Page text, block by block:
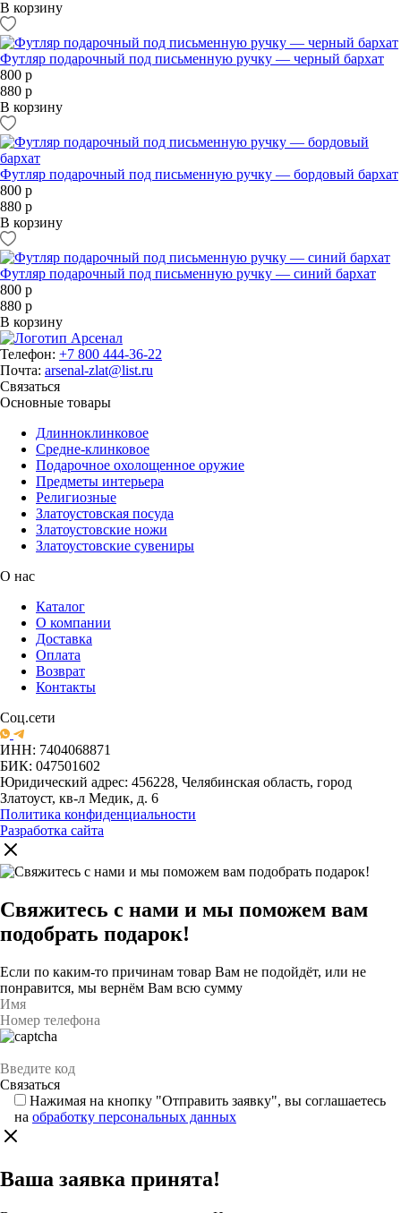
В корзину
Футляр подарочный под письменную ручку — черный бархат
800 р
880 р
В корзину
Футляр подарочный под письменную ручку — бордовый бархат
800 р
880 р
В корзину
Футляр подарочный под письменную ручку — синий бархат
800 р
880 р
В корзину
Телефон: +7 800 444-36-22
Почта: arsenal-zlat@list.ru
Связаться
Основные товары
Длинноклинковое
Средне-клинковое
Подарочное охолощенное оружие
Предметы интерьера
Религиозные
Златоустовская посуда
Златоустовские ножи
Златоустовские сувениры
О нас
Каталог
О компании
Доставка
Оплата
Возврат
Контакты
Соц.сети
ИНН: 7404068871
БИК: 047501602
Юридический адрес: 456228, Челябинская область, город
Златоуст, кв-л Медик, д. 6
Политика конфиденциальности
Разработка сайта
Свяжитесь с нами и мы поможем вам
подобрать подарок!
Если по каким-то причинам товар Вам не подойдёт, или не
понравится, мы вернём Вам всю сумму
Нажимая на кнопку "Отправить заявку", вы соглашаетесь
на обработку персональных данных
Ваша заявка принята!